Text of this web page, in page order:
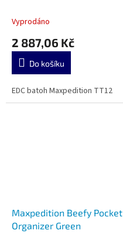
Vyprodáno
2 887,06 Kč
Do košíku
EDC batoh Maxpedition TT12
Maxpedition Beefy Pocket
Organizer Green